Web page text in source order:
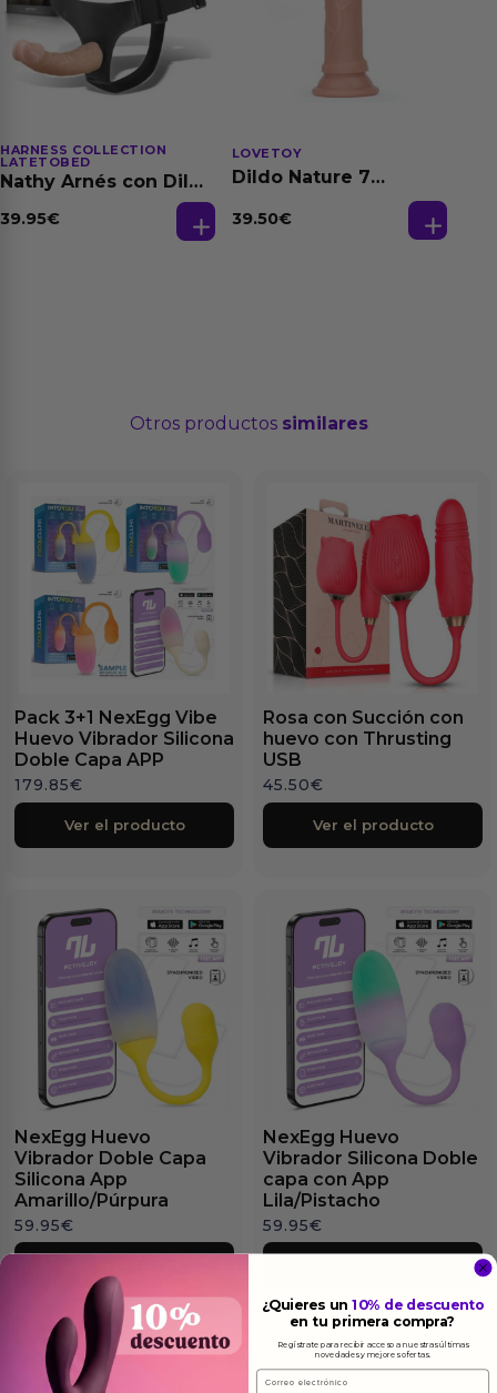
HARNESS COLLECTION
LATETOBED
Nathy Arnés con Dildo
39.95€
LOVETOY
Dildo Nature 7
Natural
39.50€
Otros productos similares
Pack 3+1 NexEgg Vibe
Huevo Vibrador Silicona
Doble Capa APP
179.85€
Ver el producto
Rosa con Succión con
huevo con Thrusting
USB
45.50€
Ver el producto
NexEgg Huevo
Vibrador Doble Capa
Silicona App
Amarillo/Púrpura
59.95€
NexEgg Huevo
Vibrador Silicona Doble
capa con App
Lila/Pistacho
59.95€
¿Quieres un10% de descuento
en tu primera compra?
Regístrate para recibir acceso a nuestras últimas
novedades y mejores ofertas.
Email